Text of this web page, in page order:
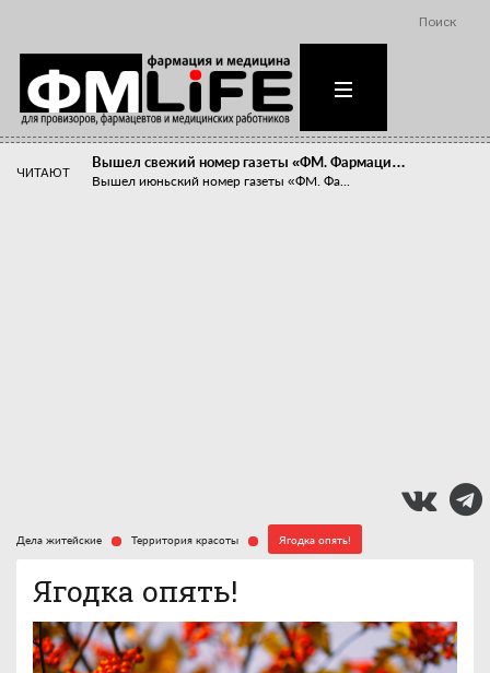
Поиск
ЧИТАЮТ
Вышел свежий номер газеты «ФМ. Фармаци…
Вышел июньский номер газеты «ФМ. Фа...
Дела житейские Территория красоты Ягодка опять!
Ягодка опять!